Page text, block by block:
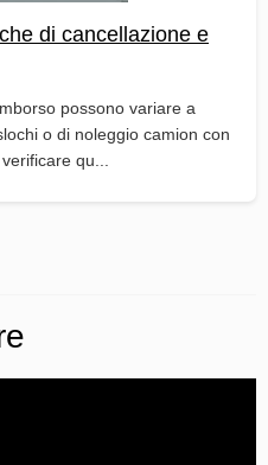
di cancellazione e
possono variare a
o di noleggio camion con
qu...